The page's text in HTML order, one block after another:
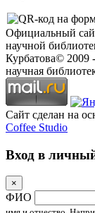
Официальный
научной
Курбатова© 2009 -
научная
Сайт сделан на
Coffee Studio
Вход в
×
ФИО